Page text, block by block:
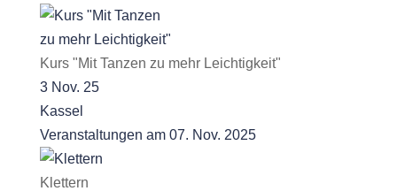
Kurs "Mit Tanzen zu mehr Leichtigkeit"
3 Nov. 25
Kassel
Veranstaltungen am 07. Nov. 2025
Klettern